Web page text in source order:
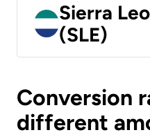
Sierra
(SLE)
Conversion
different